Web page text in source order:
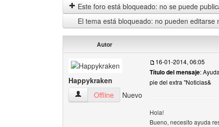
Este foro está bloqueado: no se puede
El tema está bloqueado: no pueden editarse
Autor
Happykraken
Happykraken Ver perfil del usuario
Offline Nuevo
16-01-2014, 06:05
Título del mensaje:
pie del extra "Noticias&
Hola!
Bueno, necesito ayuda